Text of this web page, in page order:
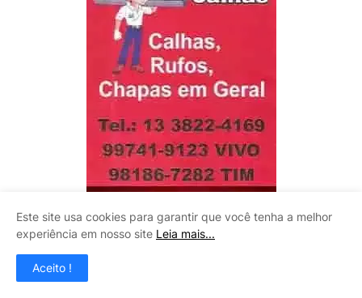
Este site usa cookies para garantir que você tenha a melhor
experiência em nosso site Leia mais...
Aceito !